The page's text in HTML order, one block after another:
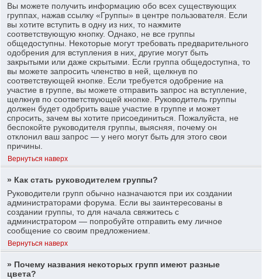
Вы можете получить информацию обо всех существующих
группах, нажав ссылку «Группы» в центре пользователя. Если
вы хотите вступить в одну из них, то нажмите
соответствующую кнопку. Однако, не все группы
общедоступны. Некоторые могут требовать предварительного
одобрения для вступления в них, другие могут быть
закрытыми или даже скрытыми. Если группа общедоступна, то
вы можете запросить членство в ней, щелкнув по
соответствующей кнопке. Если требуется одобрение на
участие в группе, вы можете отправить запрос на вступление,
щелкнув по соответствующей кнопке. Руководитель группы
должен будет одобрить ваше участие в группе и может
спросить, зачем вы хотите присоединиться. Пожалуйста, не
беспокойте руководителя группы, выясняя, почему он
отклонил ваш запрос — у него могут быть для этого свои
причины.
Вернуться наверх
» Как стать руководителем группы?
Руководители групп обычно назначаются при их создании
администраторами форума. Если вы заинтересованы в
создании группы, то для начала свяжитесь с
администратором — попробуйте отправить ему личное
сообщение со своим предложением.
Вернуться наверх
» Почему названия некоторых групп имеют разные
цвета?